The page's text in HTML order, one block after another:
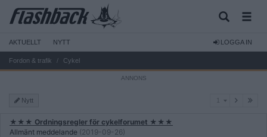
AKTUELLT NYTT LOGGA IN
Fordon & trafik Cykel
Nytt
★★★ Ordningsregler för cykelforumet ★★★
Allmänt meddelande (2019-09-26)